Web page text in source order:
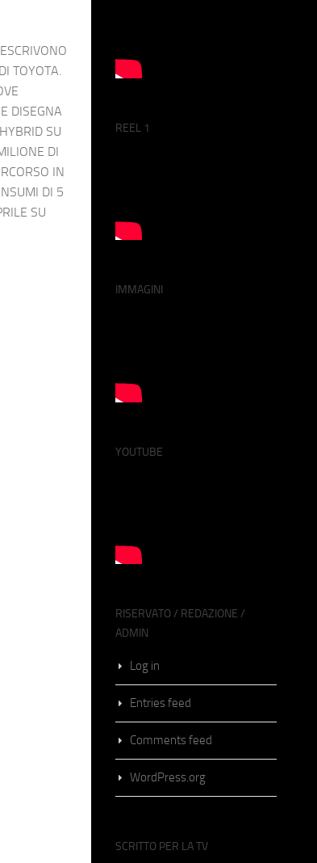
TOYOTA.
DISEGNA
SU
DI
IN
DI 5
SU
REEL 1
IMMAGINI
YOUTUBE
RISERVATO / REDAZIONE /
ADMIN
Log in
Entries feed
Comments feed
WordPress.org
SCRITTO PER LA TV